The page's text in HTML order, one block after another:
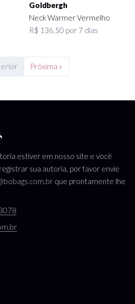
Goldbergh
Neck Warmer Vermelho
R$ 136,50 por 7 dias
Próxima »
estiver em nosso site e você
sua autoria, por favor envie
que prontamente lhe